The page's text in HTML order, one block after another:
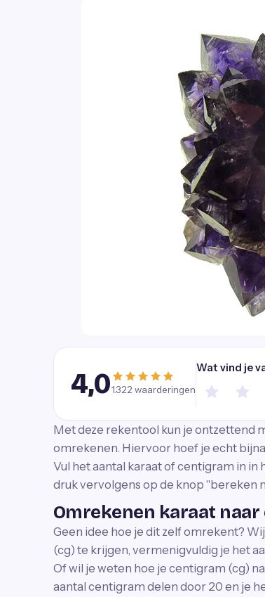
4,01.322 waarderingen
Wat vind je
Met deze rekentool kun je ontzettend
omrekenen. Hiervoor hoef je echt
Vul het aantal karaat of centigram in
druk vervolgens op de knop ''bereken
Omrekenen karaat
Geen idee hoe je dit zelf omrekent?
(cg) te krijgen, vermenigvuldig je het
Of wil je weten hoe je centigram (cg)
aantal centigram delen door 20 en je